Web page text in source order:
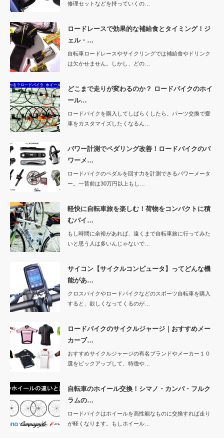
修理セットなどを持っていくの…
ロードレースで効果的な補給食とタイミング！ジ
ェル・…
自転車ロードレースやサイクリングでは補給食やドリンク
は欠かせません。しかし、どの…
どこまで走りが変わるのか？ ロードバイクのホイ
ール…
ロードバイクを購入してしばらくしたら、パーツ交換で愛
車をカスタマイズしたくなるん…
パワー計測でペダリング改善！ロードバイクのパ
ワーメ…
ロードバイクのペダルを回す力を計測できるパワーメータ
ー。一昔前は30万円以上もし…
軽快に自転車旅を楽しむ！荷物をコンパクトに積
むバイ…
もし時間に余裕があれば、遠くまで自転車旅に行ってみた
いと思う人は多いんじゃないで…
サイコン【サイクルコンピュータ】ってどんな機
能があ…
クロスバイクやロードバイクなどのスポーツ自転車を購入
すると、欲しくなってくるのが…
ロードバイクのサイクルジャージ｜おすすめメー
カーブ…
おすすめサイクルジャージの有名ブランドやメーカー１０
選をピックアップして、特徴や…
自転車のホイール交換！シマノ・カンパ・フルク
ラムの…
ロードバイクはホイールを高性能なものに交換すれば走り
が軽くなります。もしホイール…